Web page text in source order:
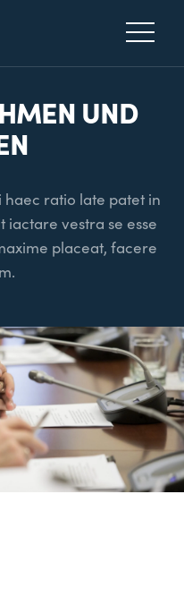
UND
haec ratio late patet in
iactare vestra se esse
placeat, facere